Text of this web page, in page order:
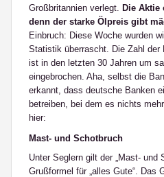
Großbritannien verlegt. Die Aktie
denn der starke Ölpreis gibt
Einbruch: Diese Woche wurden
Statistik überrascht. Die Zahl der
ist in den letzten 30 Jahren um
eingebrochen. Aha, selbst die
erkannt, dass deutsche Banken
betreiben, bei dem es nichts
hier:
Mast- und Schotbruch
Unter Seglern gilt der „Mast- und
Grußformel für „alles Gute“. Das